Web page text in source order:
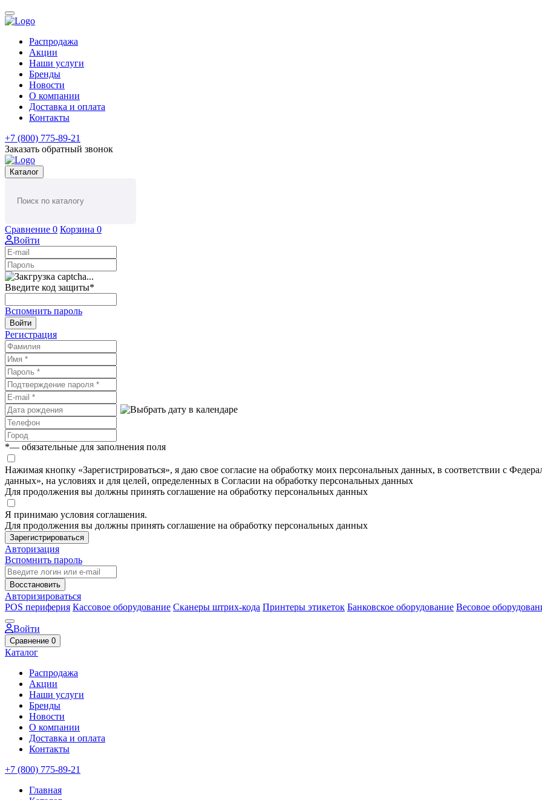
Распродажа
Акции
Наши услуги
Бренды
Новости
О компании
Доставка и оплата
Контакты
+7 (800) 775-89-21
Заказать обратный звонок
Каталог
Сравнение 0 Корзина 0
Войти
Введите код защиты*
Вспомнить пароль
Войти
Регистрация
*— обязательные для заполнения поля
Нажимая кнопку «Зарегистрироваться», я даю свое согласие на обработку моих персональных данных, в соответствии с
данных», на условиях и для целей, определенных в Согласии на обработку персональных данных
Для продолжения вы должны принять соглашение на обработку персональных данных
Я принимаю условия соглашения.
Для продолжения вы должны принять соглашение на обработку персональных данных
Зарегистрироваться
Авторизация
Вспомнить пароль
Восстановить
Авторизироваться
POS периферия Кассовое оборудование Сканеры штрих-кода Принтеры этикеток Банковское оборудование Весовое
Войти
Сравнение 0
Каталог
Распродажа
Акции
Наши услуги
Бренды
Новости
О компании
Доставка и оплата
Контакты
+7 (800) 775-89-21
Главная